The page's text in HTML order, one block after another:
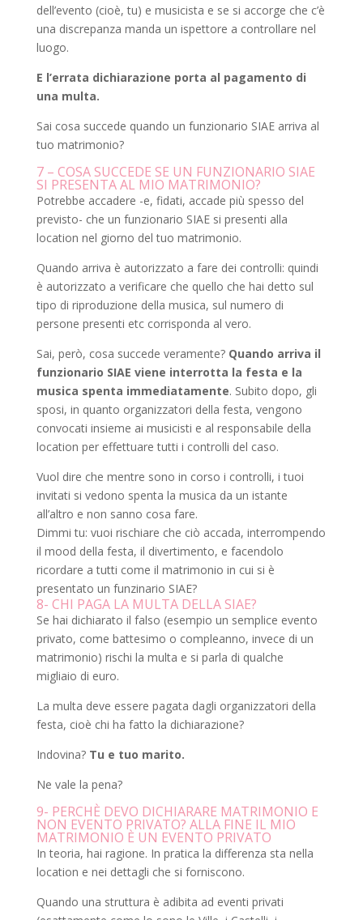
dell’evento (cioè, tu) e musicista e se si accorge che c’è
una discrepanza manda un ispettore a controllare nel
luogo.
E l’errata dichiarazione porta al pagamento di
una multa.
Sai cosa succede quando un funzionario SIAE arriva al
tuo matrimonio?
7 – COSA SUCCEDE SE UN FUNZIONARIO SIAE
SI PRESENTA AL MIO MATRIMONIO?
Potrebbe accadere -e, fidati, accade più spesso del
previsto- che un funzionario SIAE si presenti alla
location nel giorno del tuo matrimonio.
Quando arriva è autorizzato a fare dei controlli: quindi
è autorizzato a verificare che quello che hai detto sul
tipo di riproduzione della musica, sul numero di
persone presenti etc corrisponda al vero.
Sai, però, cosa succede veramente? Quando arriva il
funzionario SIAE viene interrotta la festa e la
musica spenta immediatamente. Subito dopo, gli
sposi, in quanto organizzatori della festa, vengono
convocati insieme ai musicisti e al responsabile della
location per effettuare tutti i controlli del caso.
Vuol dire che mentre sono in corso i controlli, i tuoi
invitati si vedono spenta la musica da un istante
all’altro e non sanno cosa fare.
Dimmi tu: vuoi rischiare che ciò accada, interrompendo
il mood della festa, il divertimento, e facendolo
ricordare a tutti come il matrimonio in cui si è
presentato un funzinario SIAE?
8- CHI PAGA LA MULTA DELLA SIAE?
Se hai dichiarato il falso (esempio un semplice evento
privato, come battesimo o compleanno, invece di un
matrimonio) rischi la multa e si parla di qualche
migliaio di euro.
La multa deve essere pagata dagli organizzatori della
festa, cioè chi ha fatto la dichiarazione?
Indovina? Tu e tuo marito.
Ne vale la pena?
9- PERCHÈ DEVO DICHIARARE MATRIMONIO E
NON EVENTO PRIVATO? ALLA FINE IL MIO
MATRIMONIO È UN EVENTO PRIVATO
In teoria, hai ragione. In pratica la differenza sta nella
location e nei dettagli che si forniscono.
Quando una struttura è adibita ad eventi privati